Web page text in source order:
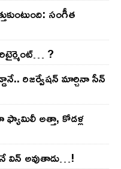
సంగీత
?
రిజ‌ర్వేష‌న్ మార్చినా సీన్
అత్తా, కోడ‌ళ్ల
విన్ అవుతాడు…!